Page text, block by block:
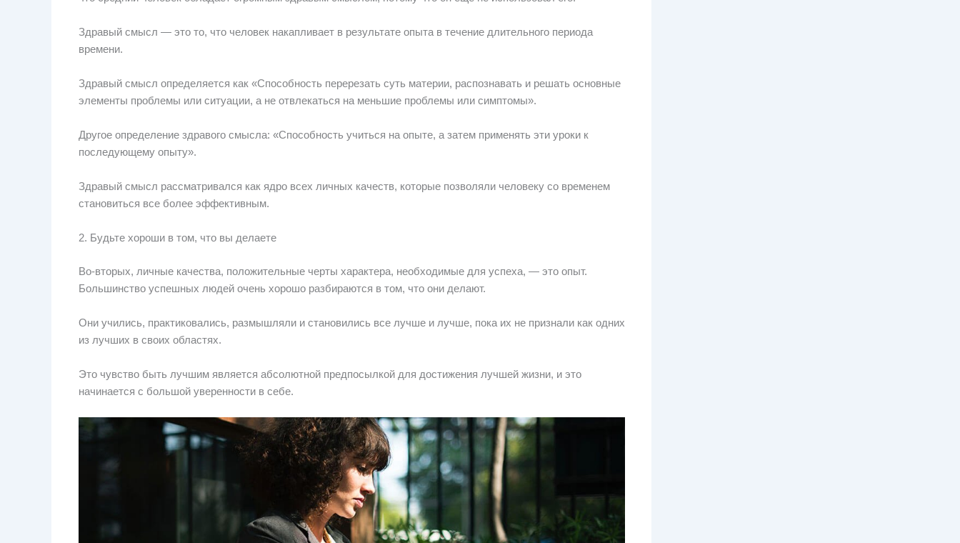
Здравый смысл — это то, что человек накапливает в результате опыта в течение длительного периода
времени.
Здравый смысл определяется как «Способность перерезать суть материи, распознавать и решать основные
элементы проблемы или ситуации, а не отвлекаться на меньшие проблемы или симптомы».
Другое определение здравого смысла: «Способность учиться на опыте, а затем применять эти уроки к
последующему опыту».
Здравый смысл рассматривался как ядро ​​всех личных качеств, которые позволяли человеку со временем
становиться все более эффективным.
2. Будьте хороши в том, что вы делаете
Во-вторых, личные качества, положительные черты характера, необходимые для успеха, — это опыт.
Большинство успешных людей очень хорошо разбираются в том, что они делают.
Они учились, практиковались, размышляли и становились все лучше и лучше, пока их не признали как одних
из лучших в своих областях.
Это чувство быть лучшим является абсолютной предпосылкой для достижения лучшей жизни, и это
начинается с большой уверенности в себе.